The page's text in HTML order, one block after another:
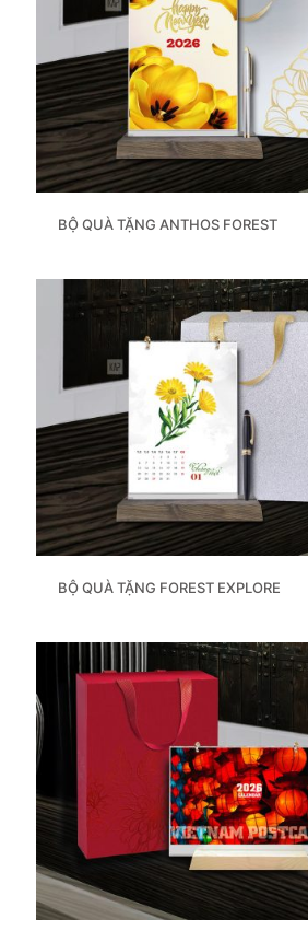
BỘ QUÀ TẶNG ANTHOS FOREST
BỘ QUÀ TẶNG FOREST EXPLORE